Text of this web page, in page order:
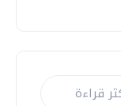
قراءة